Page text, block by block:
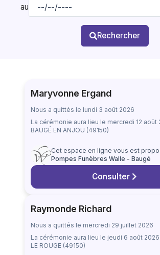
au
Rechercher
Maryvonne Ergand
Nous a quittés le lundi 3 août 2026
La cérémonie aura lieu le mercredi 12 août
BAUGÉ EN ANJOU (49150)
Cet espace en ligne vous est
Pompes Funèbres Walle - Baugé
Consulter
Raymonde Richard
Nous a quittés le mercredi 29 juillet 2026
La cérémonie aura lieu le jeudi 6 août 2026
LE ROUGE (49150)